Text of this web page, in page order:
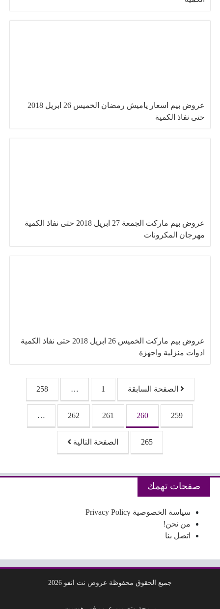
عروض بيم اسعار ياميش رمضان الخميس 26 ابريل 2018
حتى نفاذ الكمية
عروض بيم ماركت الجمعة 27 ابريل 2018 حتى نفاذ الكمية
مهرجان المكرونات
عروض بيم ماركت الخميس 26 ابريل 2018 حتى نفاذ الكمية
ادوات منزلية واجهزة
تصفّح المقالات
الصفحة السابقة 1
…
258
259
260
261
262
…
265 الصفحة التالية
صفحات تهمك
سياسة الخصوصية Privacy Policy
من نحن!
اتصل بنا
جميع الحقوق محفوظة عروض نت انفو 2026